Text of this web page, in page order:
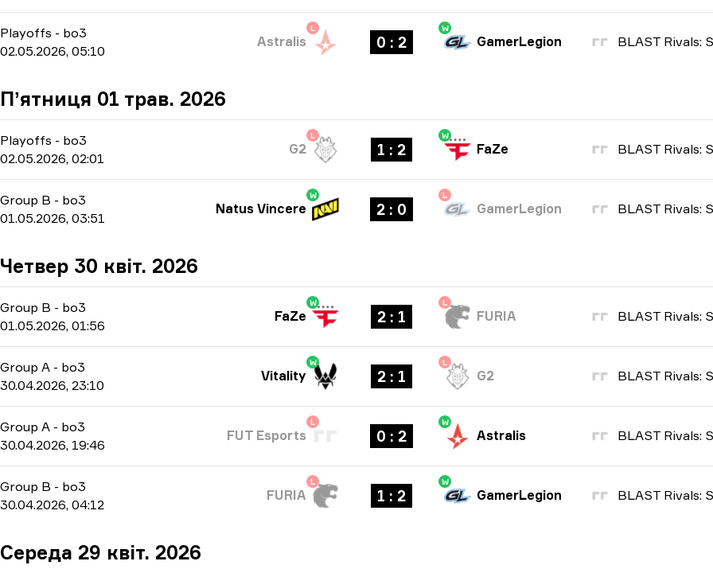
Playoffs - bo3
02.05.2026, 05:10
L
Astralis 0 : 2
W
GamerLegion
Пʼятниця 01 трав. 2026
Playoffs - bo3
02.05.2026, 02:01
L
G2 1 : 2
W
FaZe
Group B - bo3
01.05.2026, 03:51
W
Natus Vincere 2 : 0
L
GamerLegion
Четвер 30 квіт. 2026
Group B - bo3
01.05.2026, 01:56
W
FaZe 2 : 1
L
FURIA
Group A - bo3
30.04.2026, 23:10
W
Vitality 2 : 1
L
G2
Group A - bo3
30.04.2026, 19:46
L
FUT Esports 0 : 2
W
Astralis
Group B - bo3
30.04.2026, 04:12
L
FURIA 1 : 2
W
GamerLegion
Середа 29 квіт. 2026